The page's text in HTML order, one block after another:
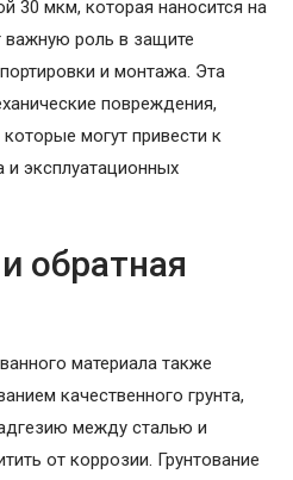
30 мкм, которая наносится на
важную роль в защите
и монтажа. Эта
повреждения,
которые могут привести к
эксплуатационных
обратная
материала также
качественного грунта,
между сталью и
от коррозии. Грунтование